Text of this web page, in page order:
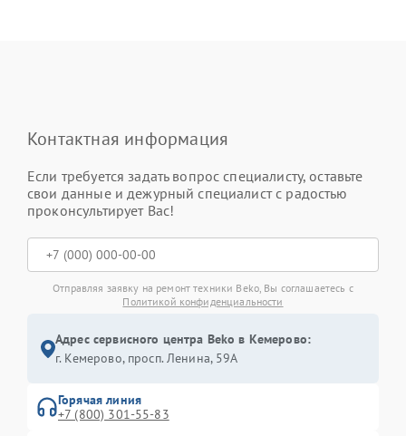
Контактная информация
Если требуется задать вопрос специалисту, оставьте
свои данные и дежурный специалист с радостью
проконсультирует Вас!
Отправляя заявку на ремонт техники Beko, Вы соглашаетесь с
Политикой конфиденциальности
Адрес сервисного центра Beko в Кемерово:
г. Кемерово, просп. Ленина, 59А
Горячая линия
+7 (800) 301-55-83